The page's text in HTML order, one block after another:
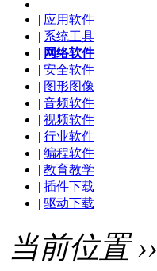
| 应用软件
| 系统工具
| 网络软件
| 安全软件
| 图形图像
| 音频软件
| 视频软件
| 行业软件
| 编程软件
| 教育教学
| 插件下载
| 驱动下载
当前位置 ››